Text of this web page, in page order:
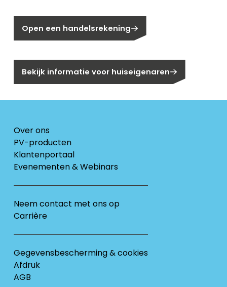
Open een handelsrekening
Bekijk informatie voor huiseigenaren
Over ons
PV-producten
Klantenportaal
Evenementen & Webinars
Neem contact met ons op
Carrière
Gegevensbescherming & cookies
Afdruk
AGB